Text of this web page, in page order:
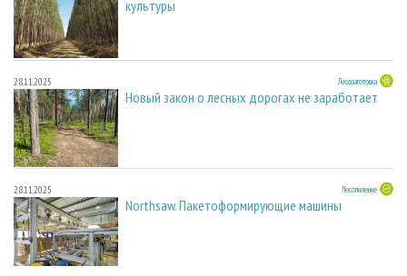
культуры
28.11.2025 Лесозаготовка
Новый закон о лесных дорогах не заработает
28.11.2025 Лесопиление
Northsaw. Пакетоформирующие машины